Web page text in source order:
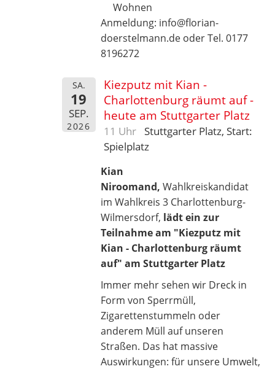
Wohnen
Anmeldung: info@florian-
doerstelmann.de oder Tel. 0177
8196272
SA.
19
SEP.
2026
Kiezputz mit Kian -
Charlottenburg räumt auf -
heute am Stuttgarter Platz
11 Uhr
Stuttgarter Platz, Start:
Spielplatz
Kian
Niroomand,Wahlkreiskandidat
im Wahlkreis 3 Charlottenburg-
Wilmersdorf, lädt ein zur
Teilnahme am "Kiezputz mit
Kian - Charlottenburg räumt
auf" am Stuttgarter Platz
Immer mehr sehen wir Dreck in
Form von Sperrmüll,
Zigarettenstummeln oder
anderem Müll auf unseren
Straßen. Das hat massive
Auswirkungen: für unsere Umwelt,